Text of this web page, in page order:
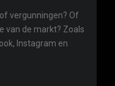
vergunningen? Of
van de markt? Zoals
Instagram en